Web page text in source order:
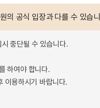
의 공식 입장과 다를 수 있습
중단될 수 있습니다.
하여야 합니다.
이용하시기 바랍니다.